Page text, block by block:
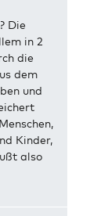
Die
in 2
die
dem
und
Kinder,
also